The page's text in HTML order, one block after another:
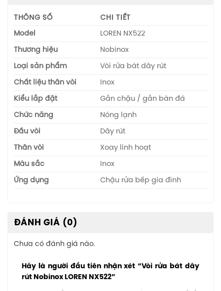
THÔNG SỐ
CHI TIẾT
Model
LOREN NX522
Thương hiệu Nobinox
Loại sản phẩm Vòi rửa bát dây rút
Chất liệu thân vòi Inox
Kiểu lắp đặt Gắn chậu / gắn bàn đá
Chức năng Nóng lạnh
Đầu vòi Dây rút
Thân vòi Xoay linh hoạt
Màu sắc Inox
Ứng dụng Chậu rửa bếp gia đình
ĐÁNH GIÁ (0)
Chưa có đánh giá nào.
Hãy là người đầu tiên nhận xét “Vòi rửa bát dây
rút Nobinox LOREN NX522”